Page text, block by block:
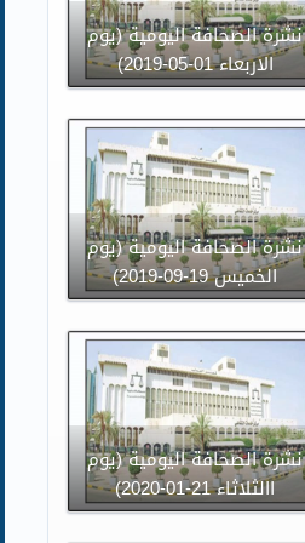
نشرة الصحافة اليومية (يوم
الاربعاء 01-05-2019)
نشرة الصحافة اليومية (يوم
الخميس 19-09-2019)
نشرة الصحافة اليومية (يوم
االثلاثاء 21-01-2020)